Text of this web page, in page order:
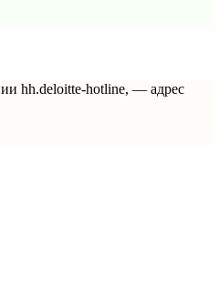
hh.deloitte-hotline, — адрес